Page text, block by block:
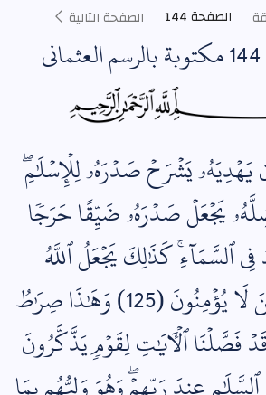
الصفحة 144 الصفحة التالية
يَهۡدِيَهُۥ يَشۡرَحۡ صَدۡرَهُۥ لِلۡإِسۡلَٰمِۖ
يَجۡعَلۡ صَدۡرَهُۥ ضَيِّقًا حَرَجٗا
ٱلسَّمَآءِۚ كَذَٰلِكَ يَجۡعَلُ ٱللَّهُ
ٱلرِّجۡسَ عَلَى ٱلَّذِينَ لَا يُؤۡمِنُونَ (125) وَهَٰذَا صِرَٰطُ
فَصَّلۡنَا ٱلۡأٓيَٰتِ لِقَوۡمٖ يَذَّكَّرُونَ